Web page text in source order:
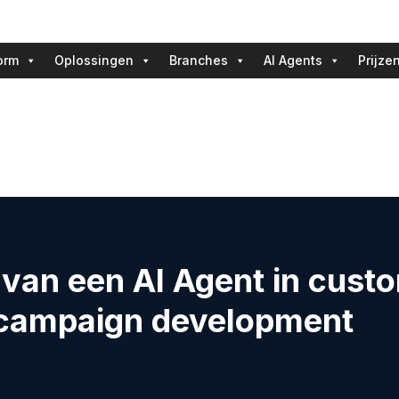
Oplossingen Branches AI Agents Prijzen
een AI Agent in
development